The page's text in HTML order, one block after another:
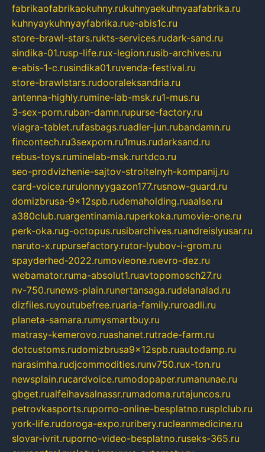
fabrikaofabrikaokuhny.rukuhnyaekuhnyaafabrika.ru
kuhnyaykuhnyayfabrika.rue-abis1c.ru
store-brawl-stars.rukts-services.rudark-sand.ru
sindika-01.rusp-life.rux-legion.rusib-archives.ru
e-abis-1-c.rusindika01.ruvenda-festival.ru
store-brawlstars.rudooraleksandria.ru
antenna-highly.rumine-lab-msk.ru1-mus.ru
3-sex-porn.ruban-damn.rupurse-factory.ru
viagra-tablet.rufasbags.ruadler-jun.rubandamn.ru
fincontech.ru3sexporn.ru1mus.rudarksand.ru
rebus-toys.ruminelab-msk.rurtdco.ru
seo-prodvizhenie-sajtov-stroitelnyh-kompanij.ru
card-voice.rurulonnyygazon177.rusnow-guard.ru
domizbrusa-9x12spb.rudemaholding.ruaalse.ru
a380club.ruargentinamia.ruperkoka.rumovie-one.ru
perk-oka.rug-octopus.rusibarchives.ruandreislyusar.ru
naruto-x.rupursefactory.rutor-lyubov-i-grom.ru
spayderhed-2022.rumovieone.ruevro-dez.ru
webamator.ruma-absolut1.ruavtopomosch27.ru
nv-750.runews-plain.runertansaga.rudelanalad.ru
dizfiles.ruyoutubefree.ruaria-family.ruroadli.ru
planeta-samara.rumysmartbuy.ru
matrasy-kemerovo.ruashanet.rutrade-farm.ru
dotcustoms.rudomizbrusa9x12spb.ruautodamp.ru
narasimha.rudjcommodities.runv750.rux-ton.ru
newsplain.rucardvoice.rumodopaper.rumanunae.ru
gbget.rualfeihavsalnassr.rumadoma.rutajuncos.ru
petrovkasports.ruporno-online-besplatno.rusplclub.ru
york-life.rudoroga-expo.ruribery.rucleanmedicine.ru
slovar-ivrit.ruporno-video-besplatno.ruseks-365.ru